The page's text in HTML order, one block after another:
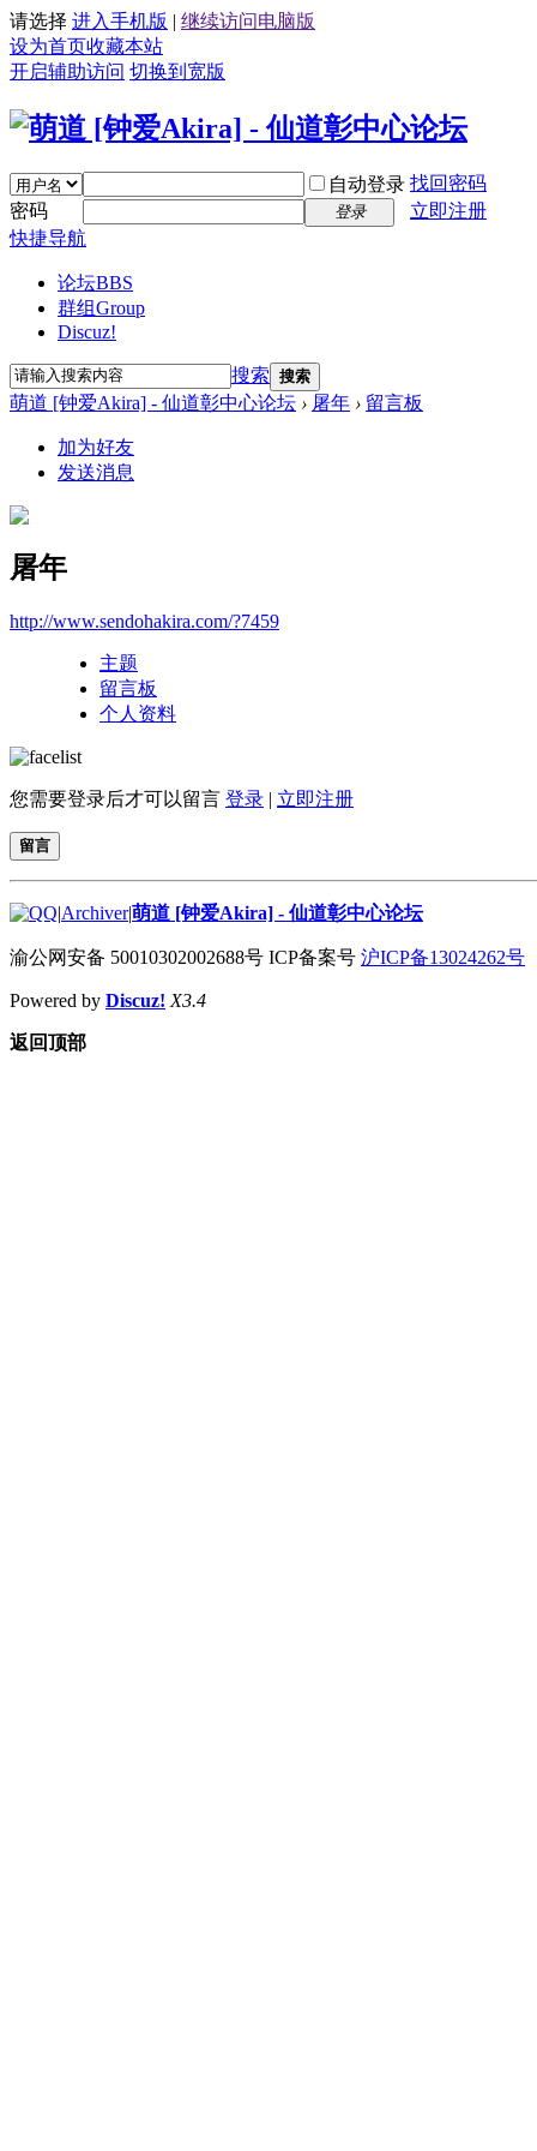
请选择 进入手机版 | 继续访问电脑版
设为首页收藏本站
开启辅助访问 切换到宽版
自动登录 找回密码
密码
登录
立即注册
快捷导航
论坛BBS
群组Group
Discuz!
搜索 搜索
萌道 [钟爱Akira] - 仙道彰中心论坛 › 屠年 › 留言板
加为好友
发送消息
屠年
http://www.sendohakira.com/?7459
主题
留言板
个人资料
您需要登录后才可以留言 登录 | 立即注册
留言
|Archiver|萌道 [钟爱Akira] - 仙道彰中心论坛
渝公网安备 50010302002688号 ICP备案号 沪ICP备13024262号
Powered by Discuz! X3.4
返回顶部